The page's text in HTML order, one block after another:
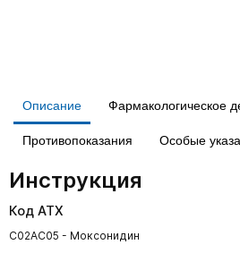
Описание Фармакологическое
Противопоказания Особые
Инструкция
Код АТХ
C02AC05 - Моксонидин